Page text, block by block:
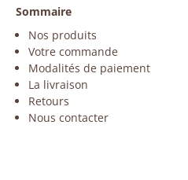
Sommaire
Nos produits
Votre commande
Modalités de paiement
La livraison
Retours
Nous contacter